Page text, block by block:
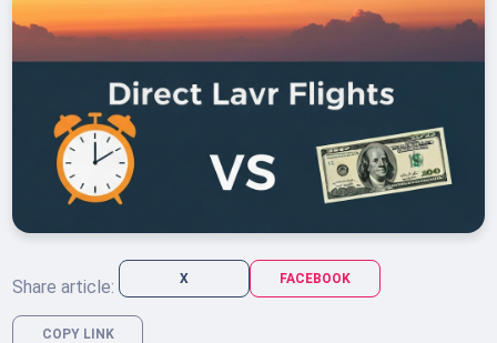
Share article: X FACEBOOK
COPY LINK